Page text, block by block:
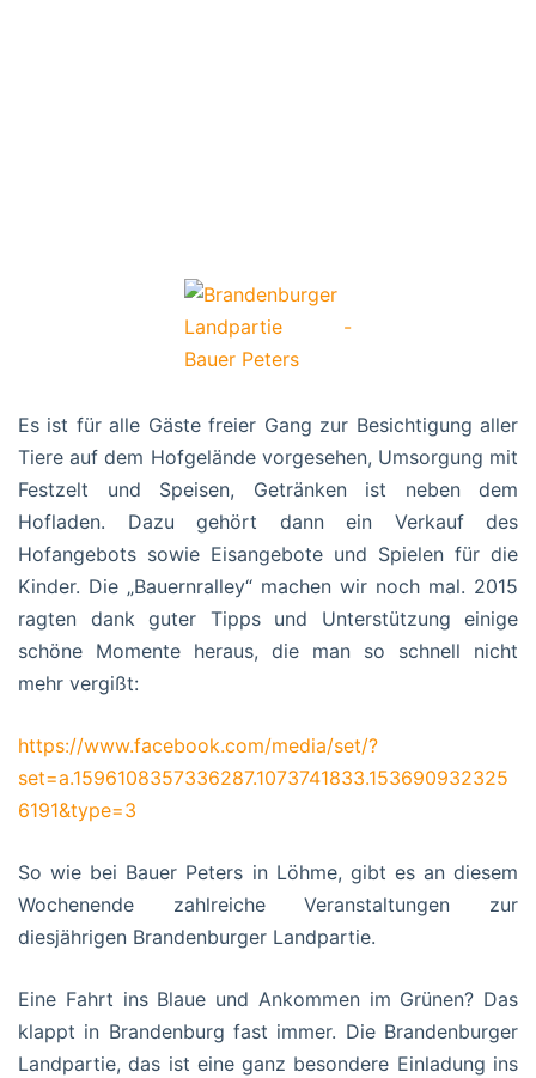
Es ist für alle Gäste freier Gang zur Besichtigung aller
Tiere auf dem Hofgelände vorgesehen, Umsorgung mit
Festzelt und Speisen, Getränken ist neben dem
Hofladen. Dazu gehört dann ein Verkauf des
Hofangebots sowie Eisangebote und Spielen für die
Kinder. Die „Bauernralley“ machen wir noch mal. 2015
ragten dank guter Tipps und Unterstützung einige
schöne Momente heraus, die man so schnell nicht
mehr vergißt:
https://www.facebook.com/media/set/?
set=a.1596108357336287.1073741833.153690932325
6191&type=3
So wie bei Bauer Peters in Löhme, gibt es an diesem
Wochenende zahlreiche Veranstaltungen zur
diesjährigen Brandenburger Landpartie.
Eine Fahrt ins Blaue und Ankommen im Grünen? Das
klappt in Brandenburg fast immer. Die Brandenburger
Landpartie, das ist eine ganz besondere Einladung ins